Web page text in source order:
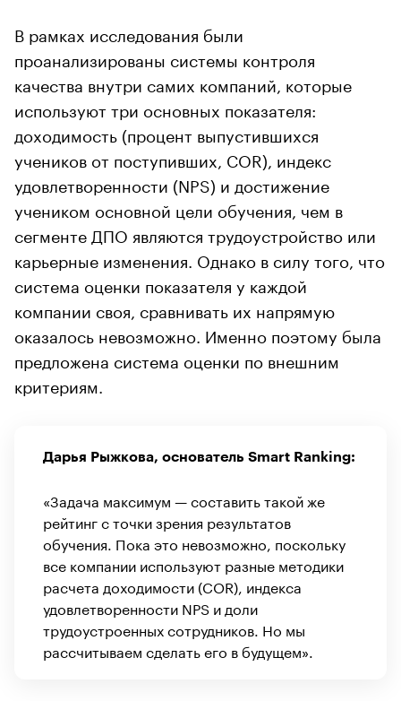
В рамках исследования были
проанализированы системы контроля
качества внутри самих компаний, которые
используют три основных показателя:
доходимость (процент выпустившихся
учеников от поступивших, COR), индекс
удовлетворенности (NPS) и достижение
учеником основной цели обучения, чем в
сегменте ДПО являются трудоустройство или
карьерные изменения. Однако в силу того, что
система оценки показателя у каждой
компании своя, сравнивать их напрямую
оказалось невозможно. Именно поэтому была
предложена система оценки по внешним
критериям.
Дарья Рыжкова, основатель Smart Ranking:
«Задача максимум — составить такой же
рейтинг с точки зрения результатов
обучения. Пока это невозможно, поскольку
все компании используют разные методики
расчета доходимости (COR), индекса
удовлетворенности NPS и доли
трудоустроенных сотрудников. Но мы
рассчитываем сделать его в будущем».